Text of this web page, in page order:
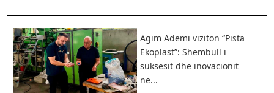
Agim Ademi viziton “Pista
Ekoplast”: Shembull i
suksesit dhe inovacionit
në...